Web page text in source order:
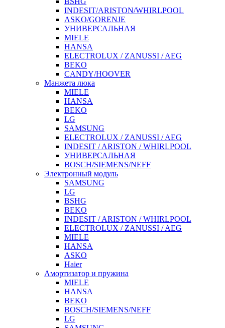
INDESIT/ARISTON/WHIRLPOOL
ASKO/GORENJE
УНИВЕРСАЛЬНАЯ
MIELE
HANSA
ELECTROLUX / ZANUSSI / AEG
BEKO
CANDY/HOOVER
Манжета люка
MIELE
HANSA
BEKO
LG
SAMSUNG
ELECTROLUX / ZANUSSI / AEG
INDESIT / ARISTON / WHIRLPOOL
УНИВЕРСАЛЬНАЯ
BOSCH/SIEMENS/NEFF
Электронный модуль
SAMSUNG
LG
BSHG
BEKO
INDESIT / ARISTON / WHIRLPOOL
ELECTROLUX / ZANUSSI / AEG
MIELE
HANSA
ASKO
Haier
Амортизатор и пружина
MIELE
HANSA
BEKO
BOSCH/SIEMENS/NEFF
LG